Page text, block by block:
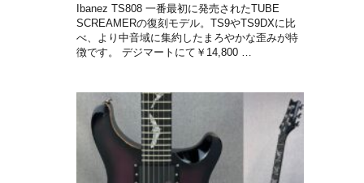
Ibanez TS808 一番最初に発売されたTUBE
SCREAMERの復刻モデル。TS9やTS9DXに比
べ、より中音域に集約したまろやかな歪みが特
徴です。 デジマートにて￥14,800 …